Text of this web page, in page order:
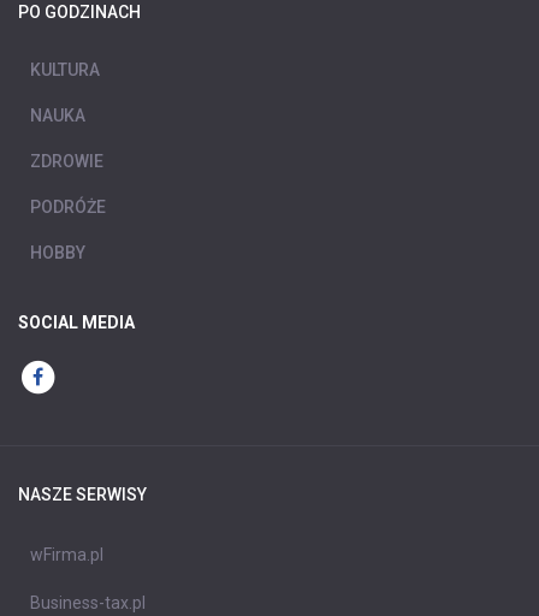
PO GODZINACH
KULTURA
NAUKA
ZDROWIE
PODRÓŻE
HOBBY
SOCIAL MEDIA
NASZE SERWISY
wFirma.pl
Business-tax.pl